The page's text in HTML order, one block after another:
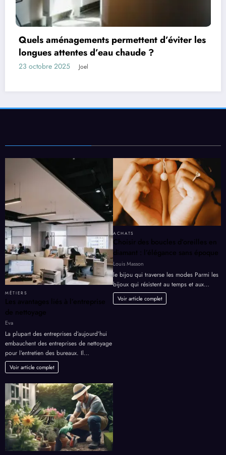
les
Les facteurs qui influencent la durée
d’un bien
13 octobre 2025
MÉTIERS
Les avantages liés à l’entreprise
de nettoyage
Eva
La plupart des entreprises d’aujourd’hui
embauchent des entreprises de nettoyage
pour l’entretien des bureaux. Il…
Voir article complet
ACHATS
Choisir des boucles d’oreilles en
diamant : l’élégance sans époque
Louis Masson
le bijou qui traverse les modes Parmi les
bijoux qui résistent au temps et aux…
Voir article complet